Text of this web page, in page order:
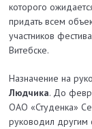
которого
придать всем
участников
Витебске.
Назначение на
Людчика. До
ОАО «Студенка»
руководил другим